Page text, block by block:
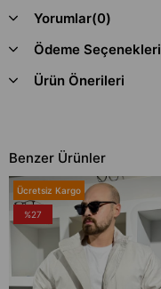
Yorumlar(0)
Ödeme Seçenekleri
Ürün Önerileri
Benzer Ürünler
Ücretsiz Kargo
%27